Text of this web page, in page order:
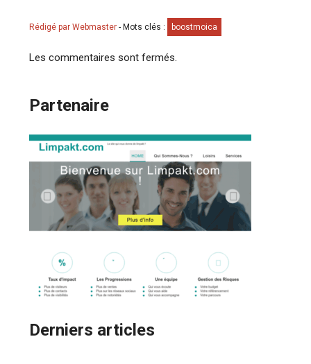
Rédigé par Webmaster- Mots clés : boostmoica
Les commentaires sont fermés.
Partenaire
Derniers articles